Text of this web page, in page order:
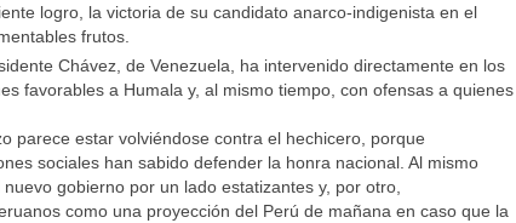
logro, la victoria de su candidato anarco-indigenista en el
frutos.
Chávez, de Venezuela, ha intervenido directamente en los
favorables a Humala y, al mismo tiempo, con ofensas a quienes
parece estar volviéndose contra el hechicero, porque
sociales han sabido defender la honra nacional. Al mismo
gobierno por un lado estatizantes y, por otro,
como una proyección del Perú de mañana en caso que la